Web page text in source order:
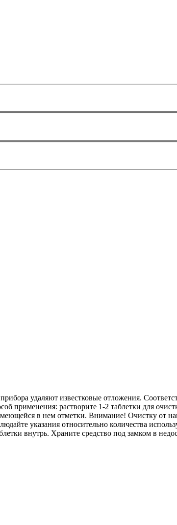
удаляют известковые отложения.
применения: растворите 1-2 таблетки для
в нем отметки. Внимание! Очистку от
указания относительно количества
внутрь. Храните средство под замком в